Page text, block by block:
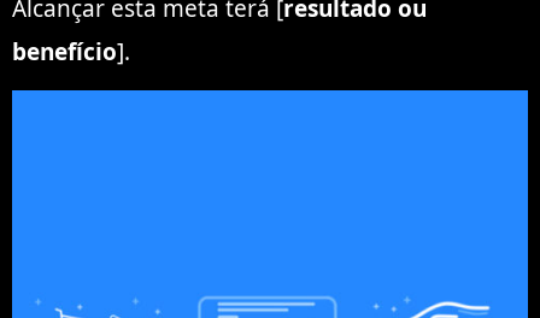
Alcançar esta meta terá [resultado ou
benefício].